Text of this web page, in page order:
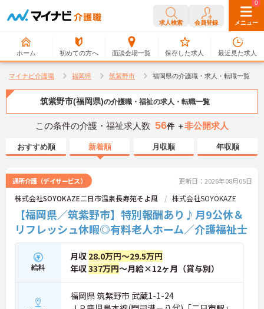
求人検索 会員登録 メニュー
ホーム 初めての方へ 面談会場一覧
0
保存した求人
0
最近見た求人
マイナビ介護職 福岡県 筑紫野市 福岡県の介護職・求人・転職一覧
筑紫野市(福岡県)の介護職・福祉の求人・転職一覧
この条件の介護・福祉求人数 56件 ＋非公開求人
おすすめ順 新着順 月収順 年収順
通所介護（デイサービス） 更新日：2026年08月05日
株式会社SOYOKAZE二日市温泉長寿苑そよ風 株式会社SOYOKAZE
【福岡県／筑紫野市】特別報酬あり♪月9公休＆
リフレッシュ休暇◎有料老人ホーム／介護福祉士
給料
月収 28.0万円～29.5万円
年収337万円～月給×12ヶ月（賞与別）
福岡県 筑紫野市 武蔵1-1-24